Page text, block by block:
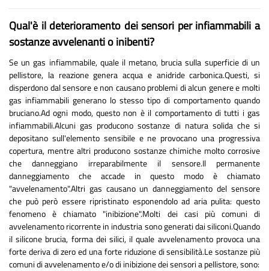
Qual'è il deterioramento dei sensori per infiammabili a
sostanze avvelenanti o inibenti?
Se un gas infiammabile, quale il metano, brucia sulla superficie di un
pellistore, la reazione genera acqua e anidride carbonica.Questi, si
disperdono dal sensore e non causano problemi di alcun genere e molti
gas infiammabili generano lo stesso tipo di comportamento quando
bruciano.Ad ogni modo, questo non è il comportamento di tutti i gas
infiammabili.Alcuni gas producono sostanze di natura solida che si
depositano sull'elemento sensibile e ne provocano una progressiva
copertura, mentre altri producono sostanze chimiche molto corrosive
che danneggiano irreparabilmente il sensore.Il permanente
danneggiamento che accade in questo modo è chiamato
"avvelenamento".Altri gas causano un danneggiamento del sensore
che può però essere ripristinato esponendolo ad aria pulita: questo
fenomeno è chiamato "inibizione".Molti dei casi più comuni di
avvelenamento ricorrente in industria sono generati dai siliconi.Quando
il silicone brucia, forma dei silici, il quale avvelenamento provoca una
forte deriva di zero ed una forte riduzione di sensibilità.Le sostanze più
comuni di avvelenamento e/o di inibizione dei sensori a pellistore, sono: